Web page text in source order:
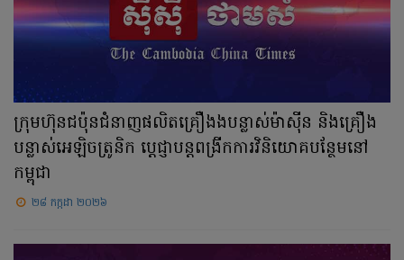
ក្រុមហ៊ុនជប៉ុនជំនាញផលិតគ្រឿងងបន្លាស់ម៉ាស៊ីន និងគ្រឿង
បន្លាស់អេឡិចត្រូនិក ប្ដេជ្ញាបន្តពង្រីកការវិនិយោគបន្ថែមនៅ
កម្ពុជា
២៨ កក្កដា ២០២៦